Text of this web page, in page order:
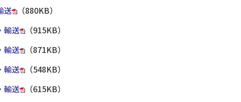
送
（880KB）
輸送
（915KB）
輸送
（871KB）
輸送
（548KB）
輸送
（615KB）